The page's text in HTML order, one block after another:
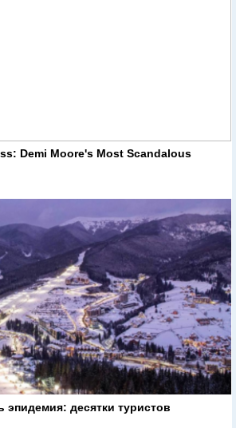
Demi Moore's Most Scandalous
эпидемия: десятки туристов